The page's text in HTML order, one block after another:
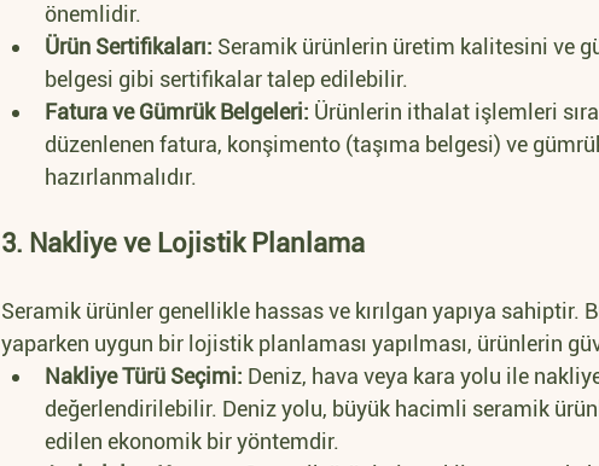
önemlidir.
Ürün Sertifikaları: Seramik ürünlerin üretim kalitesini ve
belgesi gibi sertifikalar talep edilebilir.
Fatura ve Gümrük Belgeleri: Ürünlerin ithalat işlemleri
düzenlenen fatura, konşimento (taşıma belgesi) ve
hazırlanmalıdır.
3. Nakliye ve Lojistik Planlama
Seramik ürünler genellikle hassas ve kırılgan yapıya sahiptir.
yaparken uygun bir lojistik planlaması yapılması, ürünlerin
Nakliye Türü Seçimi: Deniz, hava veya kara yolu ile
değerlendirilebilir. Deniz yolu, büyük hacimli seramik
edilen ekonomik bir yöntemdir.